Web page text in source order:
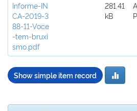
Informe-IN
CA-2019-3
88-11-Voce
-tem-bruxi
smo.pdf
281.41
kB
Show simple item record